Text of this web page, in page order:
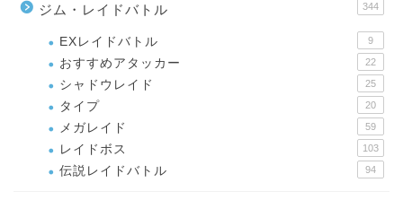
ジム・レイドバトル 344
EXレイドバトル 9
おすすめアタッカー 22
シャドウレイド 25
タイプ 20
メガレイド 59
レイドボス 103
伝説レイドバトル 94